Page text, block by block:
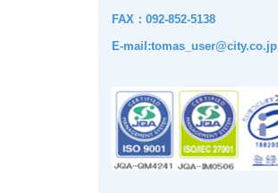
FAX：092-852-5138
E-mail:tomas_user@city.co.jp